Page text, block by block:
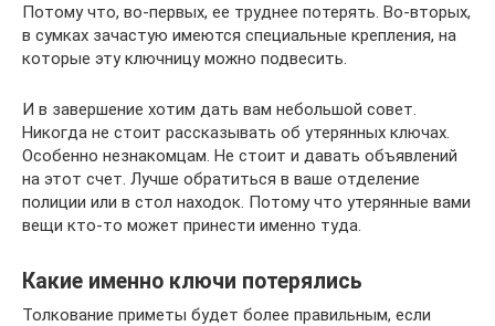
Потому что, во-первых, ее труднее потерять. Во-вторых,
в сумках зачастую имеются специальные крепления, на
которые эту ключницу можно подвесить.
И в завершение хотим дать вам небольшой совет.
Никогда не стоит рассказывать об утерянных ключах.
Особенно незнакомцам. Не стоит и давать объявлений
на этот счет. Лучше обратиться в ваше отделение
полиции или в стол находок. Потому что утерянные вами
вещи кто-то может принести именно туда.
Какие именно ключи потерялись
Толкование приметы будет более правильным, если